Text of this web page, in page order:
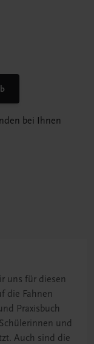
bei Ihnen
uns für diesen
die Fahnen
Praxisbuch
und
Auch sind die